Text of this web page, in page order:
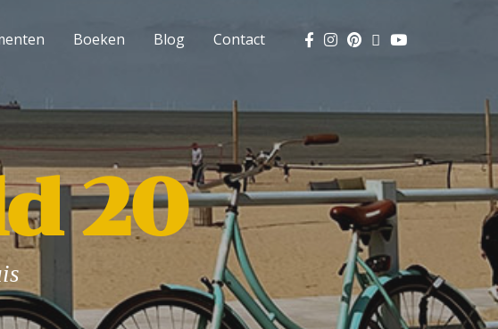
Boeken Blog Contact
20